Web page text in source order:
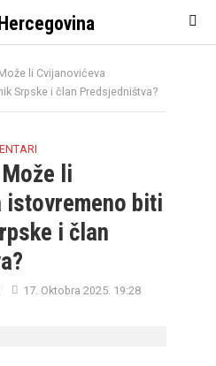
li Cvijanovićeva
Srpske i član Predsjedništva?
li
istovremeno biti
i član
17. Oktobra 2025. 19:28